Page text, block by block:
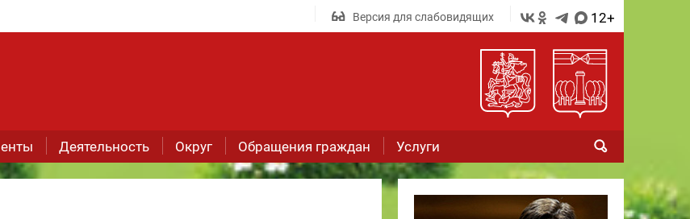
Версия для слабовидящих 12+
Деятельность Округ Обращения граждан Услуги